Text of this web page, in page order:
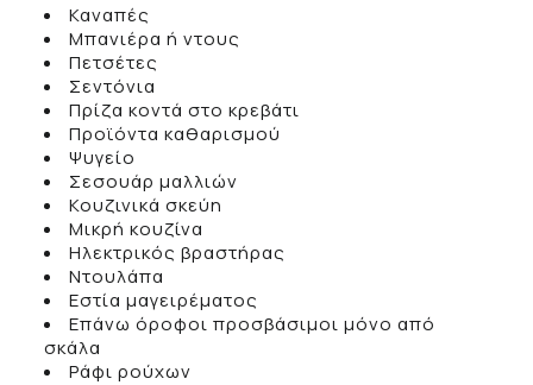
Καναπές
Μπανιέρα ή ντους
Πετσέτες
Σεντόνια
Πρίζα κοντά στο κρεβάτι
Προϊόντα καθαρισμού
Ψυγείο
Σεσουάρ μαλλιών
Κουζινικά σκεύη
Μικρή κουζίνα
Ηλεκτρικός βραστήρας
Ντουλάπα
Εστία μαγειρέματος
Επάνω όροφοι προσβάσιμοι μόνο από
σκάλα
Ράφι ρούχων